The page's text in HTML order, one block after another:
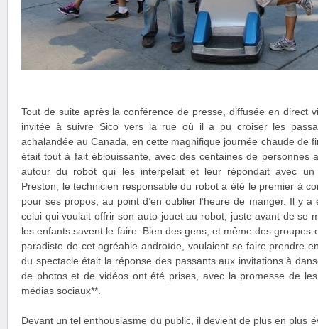
Tout de suite après la conférence de presse, diffusée en direct
invitée à suivre Sico vers la rue où il a pu croiser les
achalandée au Canada, en cette magnifique journée chaude de
était tout à fait éblouissante, avec des centaines de personnes
autour du robot qui les interpelait et leur répondait avec un
Preston, le technicien responsable du robot a été le premier à
pour ses propos, au point d’en oublier l’heure de manger. Il y
celui qui voulait offrir son auto-jouet au robot, juste avant de se
les enfants savent le faire. Bien des gens, et même des groupes
paradiste de cet agréable androïde, voulaient se faire prendre
du spectacle était la réponse des passants aux invitations à
de photos et de vidéos ont été prises, avec la promesse de
médias sociaux**.
Devant un tel enthousiasme du public, il devient de plus en plus